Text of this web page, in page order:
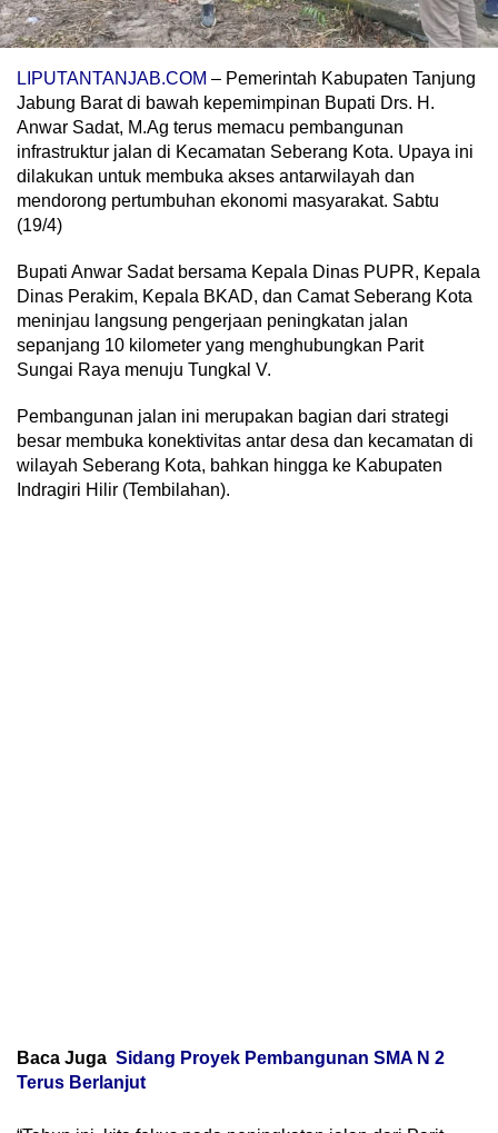
LIPUTANTANJAB.COM – Pemerintah Kabupaten Tanjung
Jabung Barat di bawah kepemimpinan Bupati Drs. H.
Anwar Sadat, M.Ag terus memacu pembangunan
infrastruktur jalan di Kecamatan Seberang Kota. Upaya ini
dilakukan untuk membuka akses antarwilayah dan
mendorong pertumbuhan ekonomi masyarakat. Sabtu
(19/4)
Bupati Anwar Sadat bersama Kepala Dinas PUPR, Kepala
Dinas Perakim, Kepala BKAD, dan Camat Seberang Kota
meninjau langsung pengerjaan peningkatan jalan
sepanjang 10 kilometer yang menghubungkan Parit
Sungai Raya menuju Tungkal V.
Pembangunan jalan ini merupakan bagian dari strategi
besar membuka konektivitas antar desa dan kecamatan di
wilayah Seberang Kota, bahkan hingga ke Kabupaten
Indragiri Hilir (Tembilahan).
Baca Juga Sidang Proyek Pembangunan SMA N 2
Terus Berlanjut